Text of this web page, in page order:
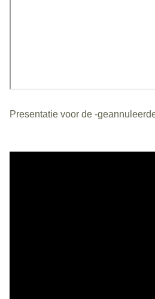
Presentatie voor de -